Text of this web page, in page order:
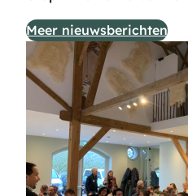
Meer nieuwsberichten